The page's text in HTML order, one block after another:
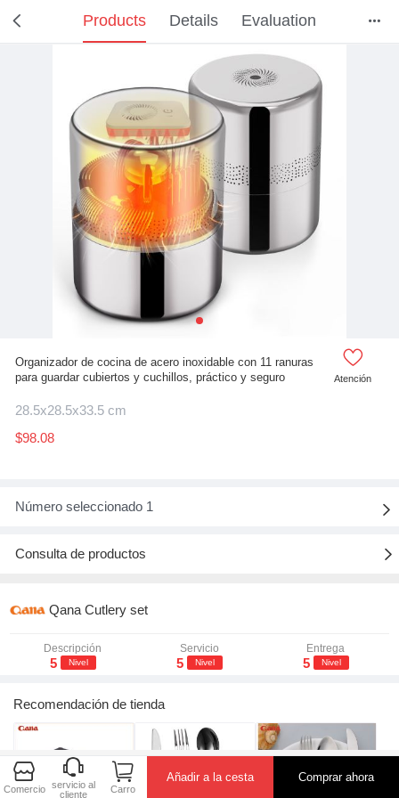
 Products Details Evaluation 
Organizador de cocina de acero inoxidable con 11 ranuras
para guardar cubiertos y cuchillos, práctico y seguro

Atención
28.5x28.5x33.5 cm
$98.08
Número seleccionado 1 
Consulta de productos 
Qana Cutlery set
Descripción
5 Nivel
Servicio
5 Nivel
Entrega
5 Nivel
Recomendación de tienda

Comercio

servicio al
cliente

Carro
Añadir a la cesta Comprar ahora